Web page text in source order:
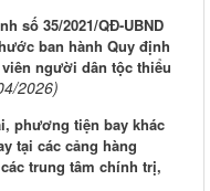
số 35/2021/QĐ-UBND
ban hành Quy định
người dân tộc thiểu
2026)
phương tiện bay khác
tại các cảng hàng
trung tâm chính trị,